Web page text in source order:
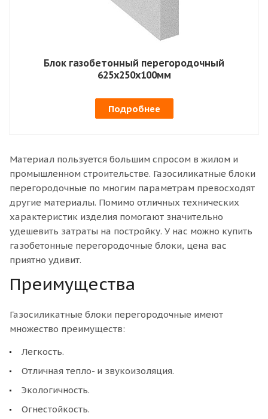
Блок газобетонный перегородочный
625х250х100мм
Подробнее
Материал пользуется большим спросом в жилом и
промышленном строительстве. Газосиликатные блоки
перегородочные по многим параметрам превосходят
другие материалы. Помимо отличных технических
характеристик изделия помогают значительно
удешевить затраты на постройку. У нас можно купить
газобетонные перегородочные блоки, цена вас
приятно удивит.
Преимущества
Газосиликатные блоки перегородочные имеют
множество преимуществ:
Легкость.
Отличная тепло- и звукоизоляция.
Экологичность.
Огнестойкость.